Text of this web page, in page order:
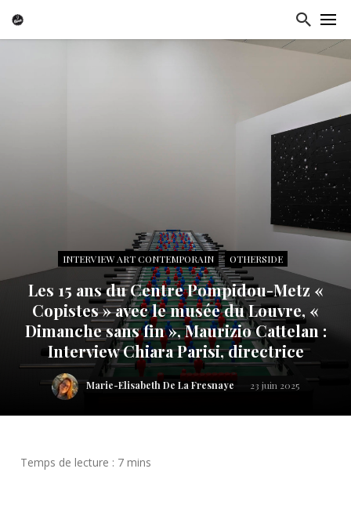
INTERVIEW ART CONTEMPORAIN OTHERSIDE
Les 15 ans du Centre Pompidou-Metz «
Copistes » avec le musée du Louvre, «
Dimanche sans fin », Maurizio Cattelan :
Interview Chiara Parisi, directrice
Marie-Elisabeth De La Fresnaye 23 juin 2025